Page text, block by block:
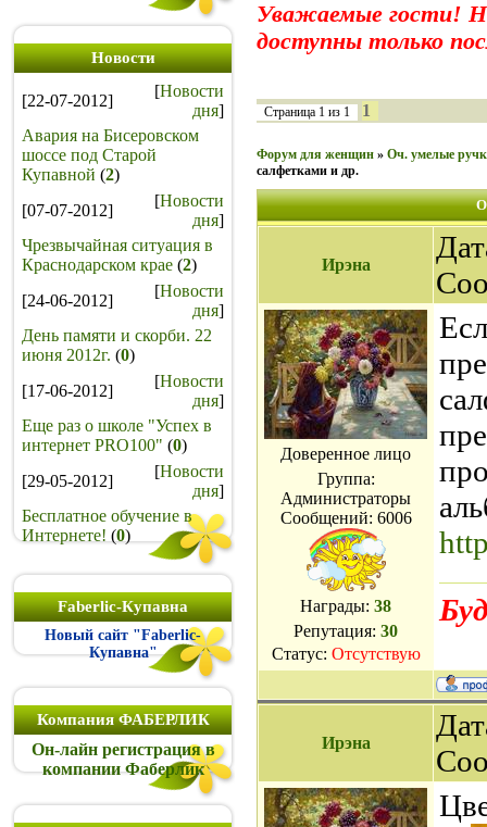
Новости
[22-07-2012]
[Новости
дня]
Авария на Бисеровском
шоссе под Старой
Купавной (2)
[07-07-2012]
[Новости
дня]
Чрезвычайная ситуация в
Краснодарском крае (2)
[24-06-2012]
[Новости
дня]
День памяти и скорби. 22
июня 2012г. (0)
[17-06-2012]
[Новости
дня]
Еще раз о школе "Успех в
интернет PRO100" (0)
[29-05-2012]
[Новости
дня]
Бесплатное обучение в
Интернете! (0)
Faberlic-Купавна
Новый сайт "Faberlic-
Купавна"
Компания ФАБЕРЛИК
Он-лайн регистрация в
компании Фаберлик
Уважаемые гости!
доступны только
Страница 1 из 1 1
Форум для женщин » Оч. умелые
салфетками и др.
Ирэна
Доверенное лицо
Группа:
Администраторы
Сообщений: 6006
Награды: 38
Репутация: 30
Статус: Отсутствую
Ирэна